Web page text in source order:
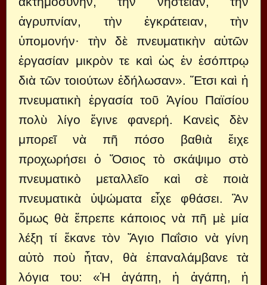
ἀγρυπνίαν, τὴν ἐγκράτειαν, τὴν
ὑπομονήν· τὴν δὲ πνευματικὴν αὐτῶν
ἐργασίαν μικρὸν τε καὶ ὡς ἐν ἐσόπτρῳ
διὰ τῶν τοιούτων ἐδήλωσαν». Ἔτσι καὶ ἡ
πνευματικὴ ἐργασία τοῦ Ἁγίου Παϊσίου
πολὺ λίγο ἔγινε φανερή. Κανεὶς δὲν
μπορεῖ νὰ πῆ πόσο βαθιὰ ἔιχε
προχωρήσει ὁ Ὅσιος τὸ σκάψιμο στὸ
πνευματικὸ μεταλλεῖο καὶ σὲ ποιὰ
πνευματικὰ ὑψώματα εἶχε φθάσει. Ἂν
ὅμως θὰ ἔπρεπε κάποιος νὰ πῆ μὲ μία
λέξη τί ἔκανε τὸν Ἅγιο Παΐσιο νὰ γίνη
αὐτὸ ποὺ ἦταν, θὰ ἐπαναλάμβανε τὰ
λόγια του: «Ἡ ἀγάπη, ἡ ἀγάπη, ἡ